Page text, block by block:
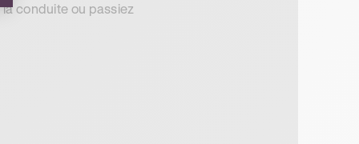
conduite ou passiez